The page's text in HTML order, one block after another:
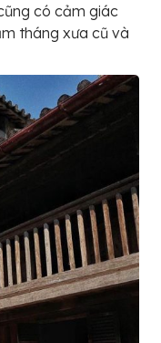
có cảm giác
tháng xưa cũ và